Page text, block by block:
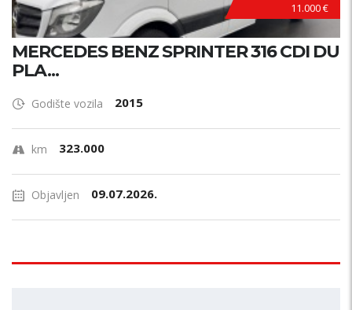
11.000 €
MERCEDES BENZ SPRINTER 316 CDI DU
PLA...
Godište vozila 2015
km 323.000
Objavljen 09.07.2026.